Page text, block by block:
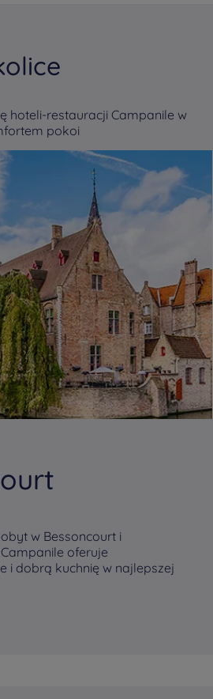
hoteli-restauracji Campanile w
pokoi
w Bessoncourt i
oferuje
i dobrą kuchnię w najlepszej